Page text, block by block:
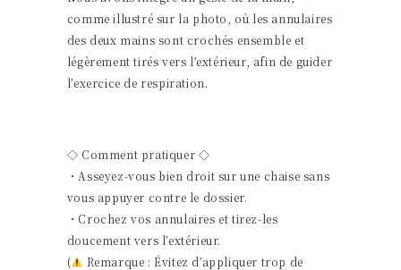
comme illustré sur la photo, où les annulaires
des deux mains sont crochés ensemble et
légèrement tirés vers l’extérieur, afin de guider
l’exercice de respiration.
◇ Comment pratiquer ◇
・Asseyez-vous bien droit sur une chaise sans
vous appuyer contre le dossier.
・Crochez vos annulaires et tirez-les
doucement vers l’extérieur.
(
Remarque : Évitez d’appliquer trop de